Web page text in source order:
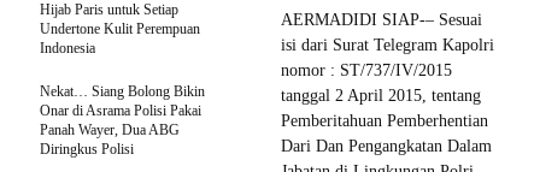
AERMADIDI SIAP-– Sesuai
isi dari Surat Telegram Kapolri
nomor : ST/737/IV/2015
tanggal 2 April 2015, tentang
Pemberitahuan Pemberhentian
Dari Dan Pengangkatan Dalam
Hijab Paris untuk Setiap
Undertone Kulit Perempuan
Indonesia
Nekat… Siang Bolong Bikin
Onar di Asrama Polisi Pakai
Panah Wayer, Dua ABG
Diringkus Polisi